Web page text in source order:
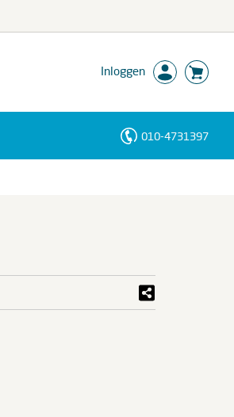
Inloggen
010-4731397